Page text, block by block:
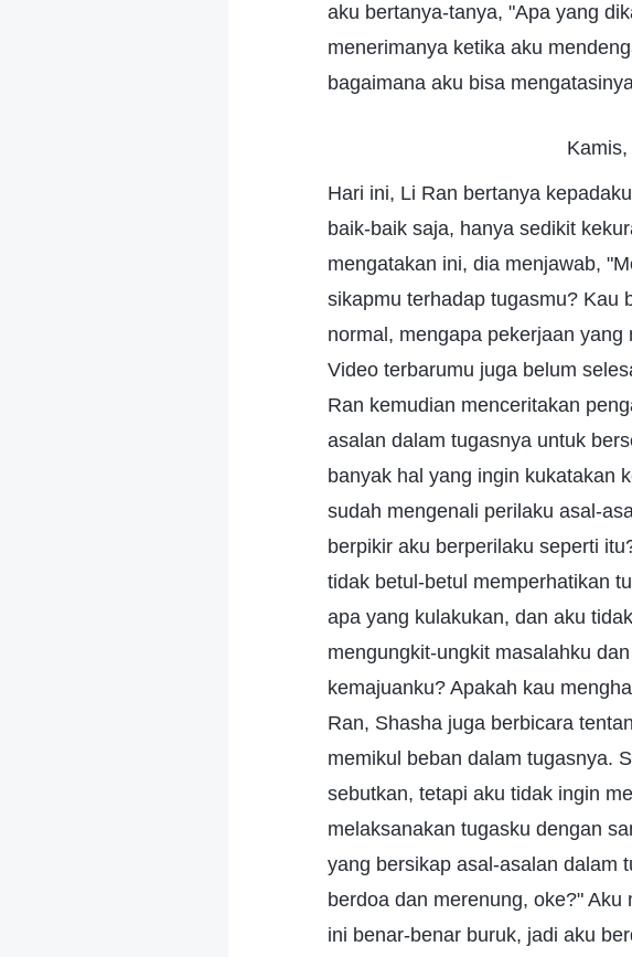
aku bertanya-tanya, "Apa yang
menerimanya ketika aku
bagaimana aku bisa
Hari ini, Li Ran bertanya
baik-baik saja, hanya sedikit
mengatakan ini, dia menjawab,
sikapmu terhadap tugasmu? Kau
normal, mengapa pekerjaan
Video terbarumu juga belum
Ran kemudian menceritakan
asalan dalam tugasnya untuk
banyak hal yang ingin kukatakan
sudah mengenali perilaku asal-
berpikir aku berperilaku seperti
tidak betul-betul memperhatikan
apa yang kulakukan, dan aku
mengungkit-ungkit masalahku
kemajuanku? Apakah kau
Ran, Shasha juga berbicara
memikul beban dalam tugasnya.
sebutkan, tetapi aku tidak ingin
melaksanakan tugasku dengan
yang bersikap asal-asalan dalam
berdoa dan merenung, oke?"
ini benar-benar buruk, jadi aku